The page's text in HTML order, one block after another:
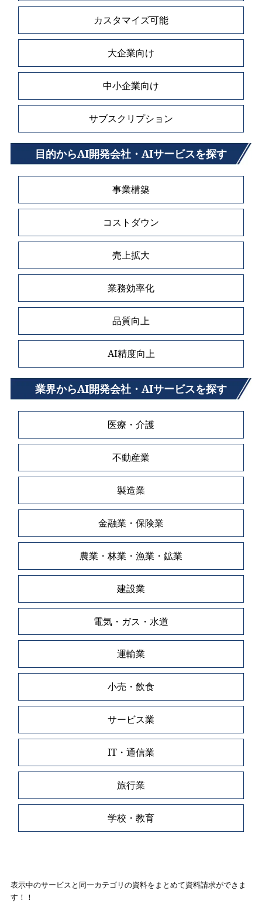
カスタマイズ可能
大企業向け
中小企業向け
サブスクリプション
目的からAI開発会社・AIサービスを探す
事業構築
コストダウン
売上拡大
業務効率化
品質向上
AI精度向上
業界からAI開発会社・AIサービスを探す
医療・介護
不動産業
製造業
金融業・保険業
農業・林業・漁業・鉱業
建設業
電気・ガス・水道
運輸業
小売・飲食
サービス業
IT・通信業
旅行業
学校・教育
表示中のサービスと同一カテゴリの資料をまとめて資料請求ができま
す！！